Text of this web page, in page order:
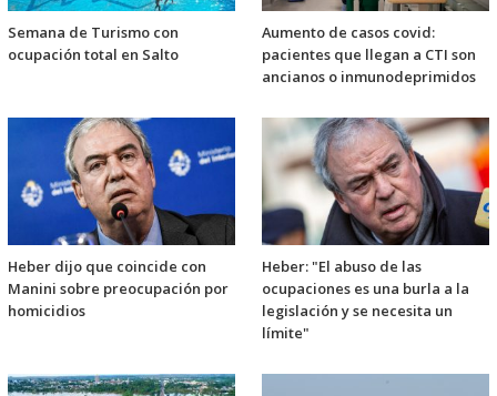
Semana de Turismo con
ocupación total en Salto
Aumento de casos covid:
pacientes que llegan a CTI son
ancianos o inmunodeprimidos
Heber dijo que coincide con
Manini sobre preocupación por
homicidios
Heber: "El abuso de las
ocupaciones es una burla a la
legislación y se necesita un
límite"